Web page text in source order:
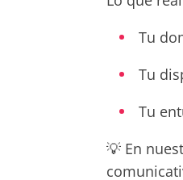
Tu
Tu
Tu
💡 En